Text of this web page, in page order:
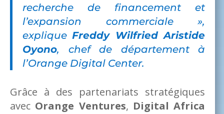
recherche de financement et
l’expansion commerciale »,
expliqueFreddy Wilfried Aristide
Oyono, chef de département à
l’Orange Digital Center.
Grâce à des partenariats stratégiques
avec Orange Ventures, Digital Africa